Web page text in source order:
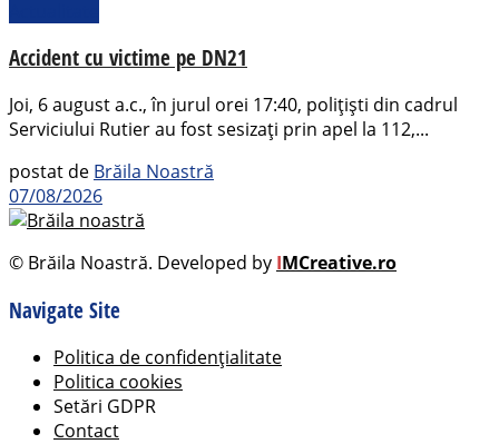
Accident cu victime pe DN21
Joi, 6 august a.c., în jurul orei 17:40, polițiști din cadrul
Serviciului Rutier au fost sesizați prin apel la 112,...
postat de Brăila Noastră
07/08/2026
© Brăila Noastră. Developed by IMCreative.ro
Navigate Site
Politica de confidențialitate
Politica cookies
Setări GDPR
Contact